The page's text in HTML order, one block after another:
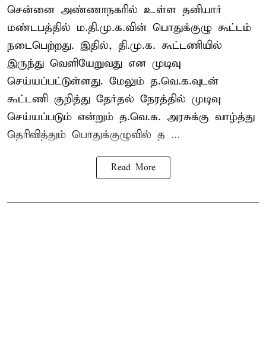
சென்னை அண்ணாநகரில் உள்ள தனியார்
மண்டபத்தில் ம.தி.மு.க.வின் பொதுக்குழு கூட்டம்
நடைபெற்றது. இதில், தி.மு.க. கூட்டணியில்
இருந்து வெளியேறுவது என முடிவு
செய்யப்பட்டுள்ளது. மேலும் த.வெ.க.வுடன்
கூட்டணி குறித்து தேர்தல் நேரத்தில் முடிவு
செய்யப்படும் என்றும் த.வெ.க. அரசுக்கு வாழ்த்து
தெரிவித்தும் பொதுக்குழுவில் த ...
Read More